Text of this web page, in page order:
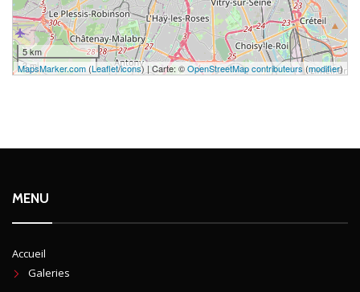
5 km
3 mi
MapsMarker.com (Leaflet/icons) | Carte: ©OpenStreetMap contributeurs(modifier)
MENU
Accueil
Galeries